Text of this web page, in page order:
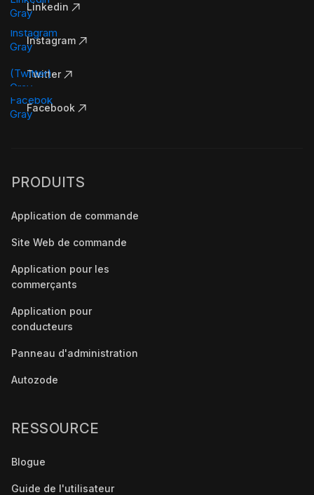
Linkedin
Instagram
Twitter
Facebook
PRODUITS
Application de commande
Site Web de commande
Application pour les
commerçants
Application pour
conducteurs
Panneau d'administration
Autozode
RESSOURCE
Blogue
Guide de l'utilisateur